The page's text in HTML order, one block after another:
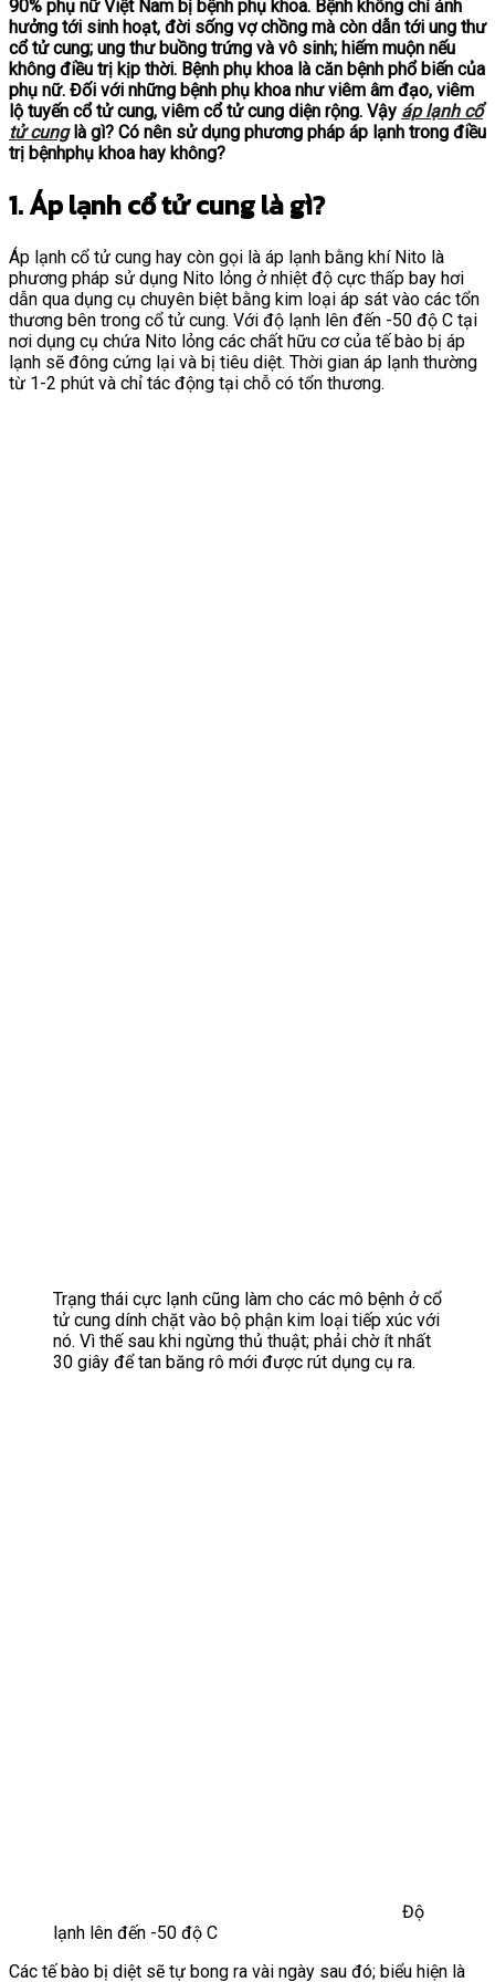
90% phụ nữ Việt Nam bị bệnh phụ khoa. Bệnh không chỉ ảnh
hưởng tới sinh hoạt, đời sống vợ chồng mà còn dẫn tới ung thư
cổ tử cung; ung thư buồng trứng và vô sinh; hiếm muộn nếu
không điều trị kịp thời. Bệnh phụ khoa là căn bệnh phổ biến của
phụ nữ. Đối với những bệnh phụ khoa như viêm âm đạo, viêm
lộ tuyến cổ tử cung, viêm cổ tử cung diện rộng. Vậy áp lạnh cổ
tử cunglà gì? Có nên sử dụng phương pháp áp lạnh trong điều
trị bệnhphụ khoa hay không?
1. Áp lạnh cổ tử cung là gì?
Áp lạnh cổ tử cung hay còn gọi là áp lạnh bằng khí Nito là
phương pháp sử dụng Nito lỏng ở nhiệt độ cực thấp bay hơi
dẫn qua dụng cụ chuyên biệt bằng kim loại áp sát vào các tổn
thương bên trong cổ tử cung. Với độ lạnh lên đến -50 độ C tại
nơi dụng cụ chứa Nito lỏng các chất hữu cơ của tế bào bị áp
lạnh sẽ đông cứng lại và bị tiêu diệt. Thời gian áp lạnh thường
từ 1-2 phút và chỉ tác động tại chỗ có tổn thương.
Trạng thái cực lạnh cũng làm cho các mô bệnh ở cổ
tử cung dính chặt vào bộ phận kim loại tiếp xúc với
nó. Vì thế sau khi ngừng thủ thuật; phải chờ ít nhất
30 giây để tan băng rô mới được rút dụng cụ ra.
Độ
lạnh lên đến -50 độ C
Các tế bào bị diệt sẽ tự bong ra vài ngày sau đó; biểu hiện là